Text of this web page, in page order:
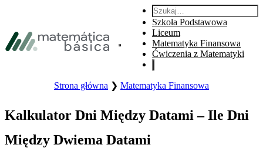
Przejdź do stopki
Otwórz główne menu strony.
Szukaj:
Szkoła Podstawowa
Liceum
Matematyka Finansowa
Ćwiczenia z Matematyki
Strona główna ❯ Matematyka Finansowa
Kalkulator Dni Między Datami – Ile Dni
Między Dwiema Datami